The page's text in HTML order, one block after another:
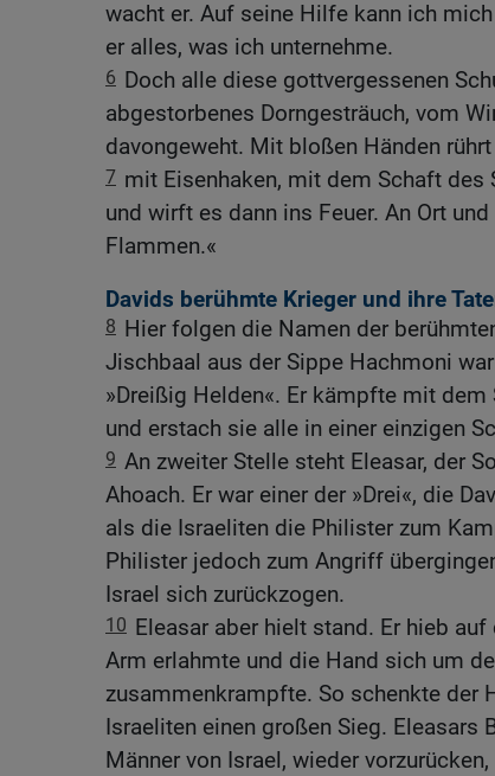
wacht er. Auf seine Hilfe kann ich
er alles, was ich unternehme.
6 Doch alle diese gottvergessenen
abgestorbenes Dorngesträuch, vom
davongeweht. Mit bloßen Händen
7 mit Eisenhaken, mit dem Schaft des
und wirft es dann ins Feuer. An Ort
Flammen.«
Davids berühmte Krieger und ihre
8 Hier folgen die Namen der
Jischbaal aus der Sippe Hachmoni
»Dreißig Helden«. Er kämpfte mit dem
und erstach sie alle in einer einzigen
9 An zweiter Stelle steht Eleasar, der
Ahoach. Er war einer der »Drei«, die
als die Israeliten die Philister zum
Philister jedoch zum Angriff
Israel sich zurückzogen.
10 Eleasar aber hielt stand. Er hieb
Arm erlahmte und die Hand sich um
zusammenkrampfte. So schenkte der
Israeliten einen großen Sieg. Eleasars
Männer von Israel, wieder